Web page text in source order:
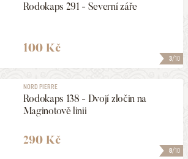
3/10
Rodokaps 291 - Severní záře
100 Kč
8/10
NORD PIERRE
Rodokaps 138 - Dvojí zločin na
Maginotově linii
290 Kč